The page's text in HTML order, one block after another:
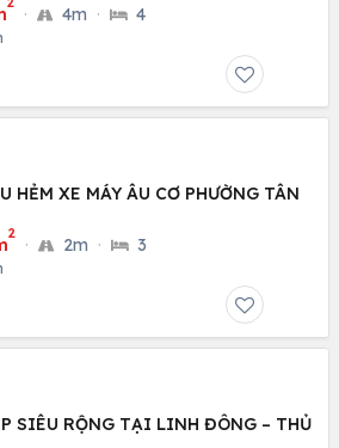
· 4m · 4
HẺM XE MÁY ÂU CƠ PHƯỜNG TÂN
2
· 2m · 3
SIÊU RỘNG TẠI LINH ĐÔNG – THỦ